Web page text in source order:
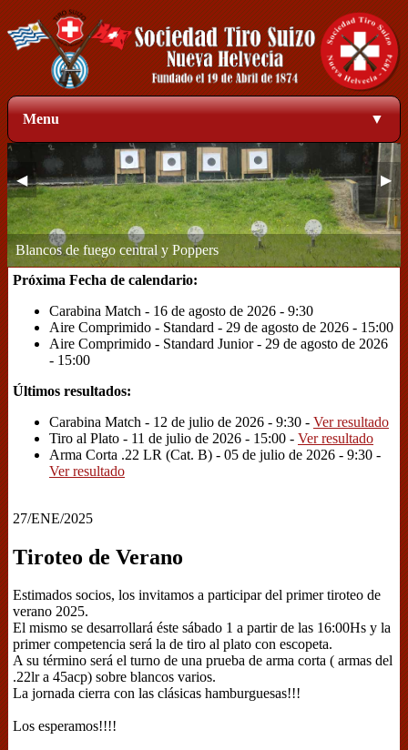
Menu ▼
Zona de blancos a 50 metros
◀ ▶
1
Próxima Fecha de calendario:
Carabina Match - 16 de agosto de 2026 - 9:30
Aire Comprimido - Standard - 29 de agosto de 2026 - 15:00
Aire Comprimido - Standard Junior - 29 de agosto de 2026
- 15:00
Últimos resultados:
Carabina Match - 12 de julio de 2026 - 9:30 - Ver resultado
Tiro al Plato - 11 de julio de 2026 - 15:00 - Ver resultado
Arma Corta .22 LR (Cat. B) - 05 de julio de 2026 - 9:30 -
Ver resultado
27/ENE/2025
Tiroteo de Verano
Estimados socios, los invitamos a participar del primer tiroteo de
verano 2025.
El mismo se desarrollará éste sábado 1 a partir de las 16:00Hs y la
primer competencia será la de tiro al plato con escopeta.
A su término será el turno de una prueba de arma corta ( armas del
.22lr a 45acp) sobre blancos varios.
La jornada cierra con las clásicas hamburguesas!!!
Los esperamos!!!!